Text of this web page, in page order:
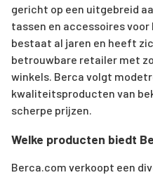
gericht op een uitgebreid
tassen en accessoires
bestaat al jaren en heeft
betrouwbare retailer met
winkels. Berca volgt
kwaliteitsproducten van
scherpe prijzen.
Welke producten biedt
Berca.com verkoopt een